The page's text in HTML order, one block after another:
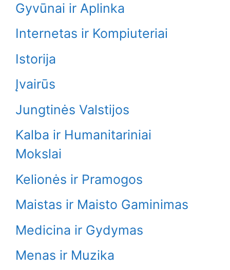
Gyvūnai ir Aplinka
Internetas ir Kompiuteriai
Istorija
Įvairūs
Jungtinės Valstijos
Kalba ir Humanitariniai
Mokslai
Kelionės ir Pramogos
Maistas ir Maisto Gaminimas
Medicina ir Gydymas
Menas ir Muzika